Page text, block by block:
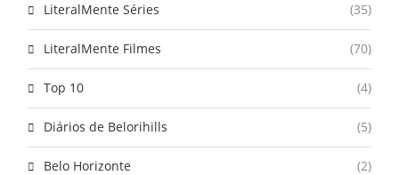
LiteralMente Séries (35)
LiteralMente Filmes (70)
Top 10 (4)
Diários de Belorihills (5)
Belo Horizonte (2)